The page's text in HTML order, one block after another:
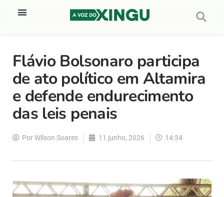
Flávio Bolsonaro participa
de ato político em Altamira
e defende endurecimento
das leis penais
PorWilson Soares 11 junho, 2026 14:34